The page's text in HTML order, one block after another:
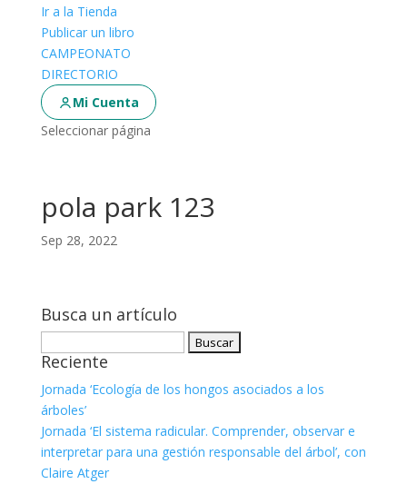
Ir a la Tienda
Publicar un libro
CAMPEONATO
DIRECTORIO
Mi Cuenta
Seleccionar página
pola park 123
Sep 28, 2022
Busca un artículo
Reciente
Jornada ‘Ecología de los hongos asociados a los
árboles’
Jornada ‘El sistema radicular. Comprender, observar e
interpretar para una gestión responsable del árbol’, con
Claire Atger